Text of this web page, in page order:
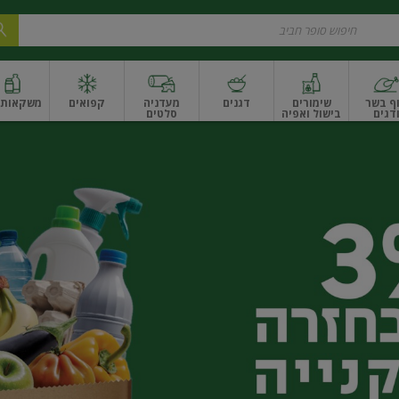
בשר
ודגים
שימורים
בישול ואפיה
דגנים מעדניה
סלטים
ונקניקים
קפואים משקאות
ואגוזיםפירות יבשים ארוזפירות יבשים בתפזורתפיצוחים, אגוזים